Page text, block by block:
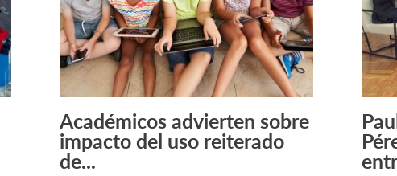
Leer más +
Académicos advierten sobre
impacto del uso reiterado
de...